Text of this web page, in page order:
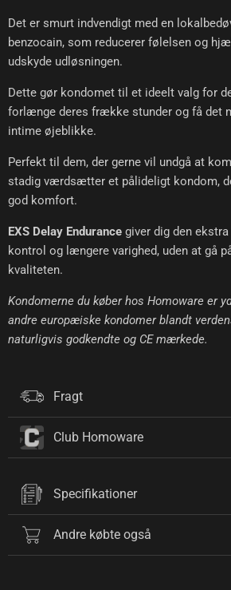
Det er smurt indvendigt med en
benzocain, som reducerer følelsen og
udskyde udløsningen.
Dette gør kondomet til et ideelt valg for
forlænge deres frække stunder og få det
intime øjeblikke.
Perfekt til dem, der gerne vil undgå at
stadig værdsætter et pålideligt kondom,
god komfort.
EXS Delay Endurance giver dig den
kontrol og længere varighed, uden at gå
kvaliteten.
Kondomerne du køber hos Homoware er
andre europæiske kondomer blandt
naturligvis godkendte og CE mærkede.
Fragt
Club Homoware
Specifikationer
Andre købte også